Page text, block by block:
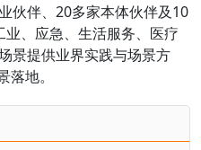
伙伴、20多家本体伙伴及10
、应急、生活服务、医疗
景提供业界实践与场景方
地。